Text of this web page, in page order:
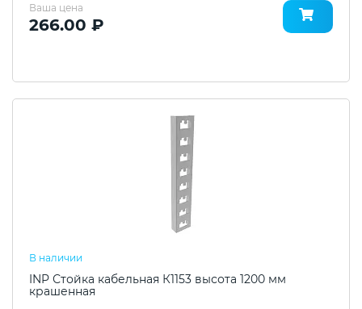
Ваша цена
266.00 ₽
В наличии
INP Стойка кабельная К1153 высота 1200 мм
крашенная